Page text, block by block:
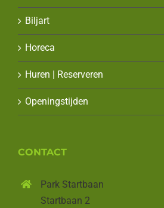
Biljart
Horeca
Huren | Reserveren
Openingstijden
CONTACT
Park Startbaan
Startbaan 2